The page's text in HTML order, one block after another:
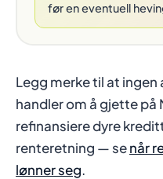
før en eventuell
Legg merke til at ingen
handler om å gjette på
refinansiere dyre
renteretning — senår
lønner seg.